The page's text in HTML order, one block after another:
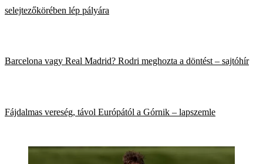
selejtezőkörében lép pályára
Barcelona vagy Real Madrid? Rodri meghozta a döntést – sajtóhír
Fájdalmas vereség, távol Európától a Górnik – lapszemle